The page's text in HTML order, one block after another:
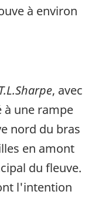
à environ
T.L.Sharpe, avec
à une rampe
nord du bras
en amont
du fleuve.
l'intention